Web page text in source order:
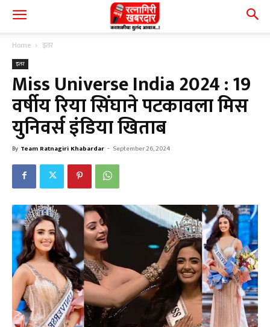
Home इतर
इतर
Miss Universe India 2024 : 19
वर्षीय रिया सिंघाने पटकावला मिस
युनिवर्स इंडिया खिताब
By Team Ratnagiri Khabardar - September 26, 2024